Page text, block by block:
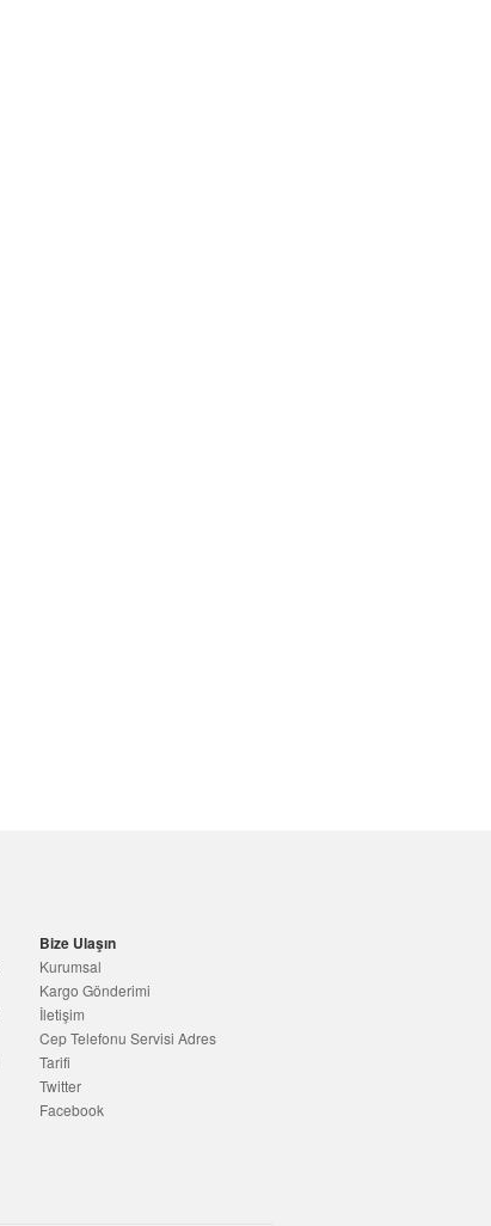
Bize Ulaşın
Kurumsal
Kargo Gönderimi
İletişim
Cep Telefonu Servisi Adres
Tarifi
Twitter
Facebook